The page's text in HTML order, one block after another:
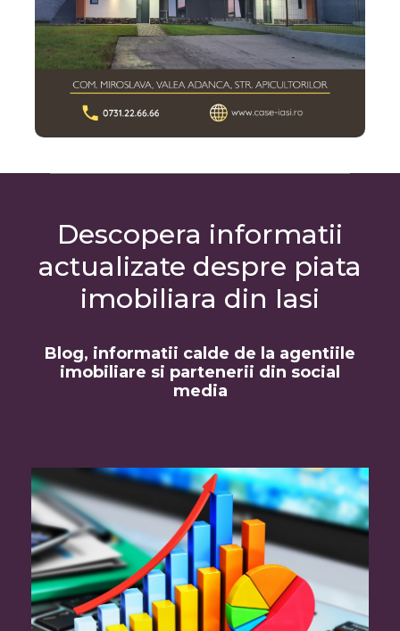
Descopera informatii
actualizate despre piata
imobiliara din Iasi
Blog, informatii calde de la agentiile
imobiliare si partenerii din social
media